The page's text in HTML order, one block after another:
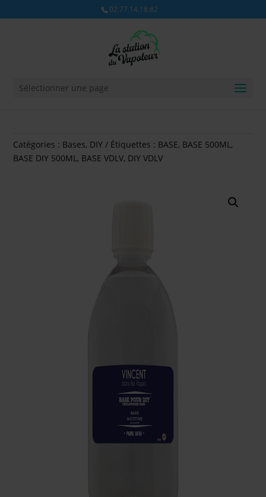
02.77.14.18.82
Sélectionner une page
Catégories : Bases, DIY Étiquettes : BASE, BASE 500ML,
BASE DIY 500ML, BASE VDLV, DIY VDLV